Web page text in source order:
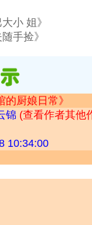
小 姐》
手捡》
的厨娘日常》
锦 (查看作者其他
10:34:00